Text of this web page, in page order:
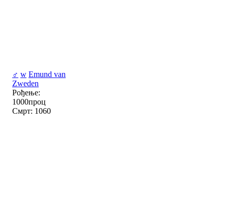
♂ w Emund van
Zweden
Рођење:
1000проц
Смрт: 1060